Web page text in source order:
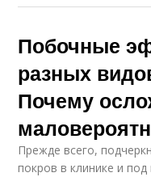
Побочные
разных
Почему
Прежде всего,
покров в клинике и